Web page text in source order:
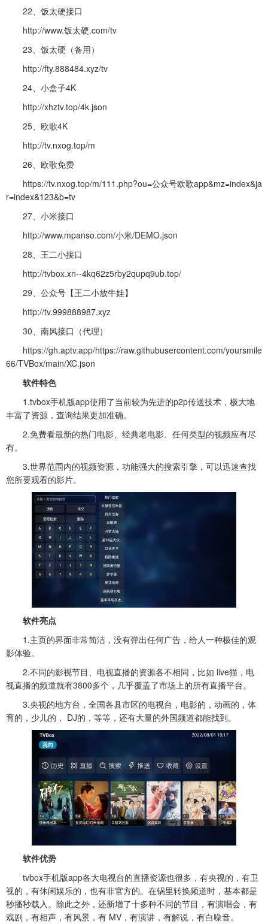
22、饭太硬接口
http://www.饭太硬.com/tv
23、饭太硬（备用）
http://fty.888484.xyz/tv
24、小盒子4K
http://xhztv.top/4k.json
25、欧歌4K
http://tv.nxog.top/m
26、欧歌免费
https://tv.nxog.top/m/111.php?ou=公众号欧歌app&mz=index&ja
r=index&123&b=tv
27、小米接口
http://www.mpanso.com/小米/DEMO.json
28、王二小接口
http://tvbox.xn--4kq62z5rby2qupq9ub.top/
29、公众号【王二小放牛娃】
http://tv.999888987.xyz
30、南风接口（代理）
https://gh.aptv.app/https://raw.githubusercontent.com/yoursmile
66/TVBox/main/XC.json
软件特色
1.tvbox手机版app使用了当前较为先进的p2p传送技术，极大地
丰富了资源，查询结果更加准确。
2.免费看最新的热门电影、经典老电影、任何类型的视频应有尽
有。
3.世界范围内的视频资源，功能强大的搜索引擎，可以迅速查找
您所要观看的影片。
软件亮点
1.主页的界面非常简洁，没有弹出任何广告，给人一种极佳的观
影体验。
2.不同的影视节目、电视直播的资源各不相同，比如 live猫，电
视直播的频道就有3800多个，几乎覆盖了市场上的所有直播平台。
3.央视的地方台，全国各县市区的电视台，电影的，动画的，体
育的，少儿的， DJ的，等等，还有大量的外国频道都能找到。
软件优势
tvbox手机版app各大电视台的直播资源也很多，有央视的，有卫
视的，有休闲娱乐的，也有非官方的。在锅里转换频道时，基本都是
秒播秒载入。除此之外，还新增了十多种不同的节目，有演唱会，有
戏剧，有相声，有风景，有 MV，有演讲，有解说，有白噪音。